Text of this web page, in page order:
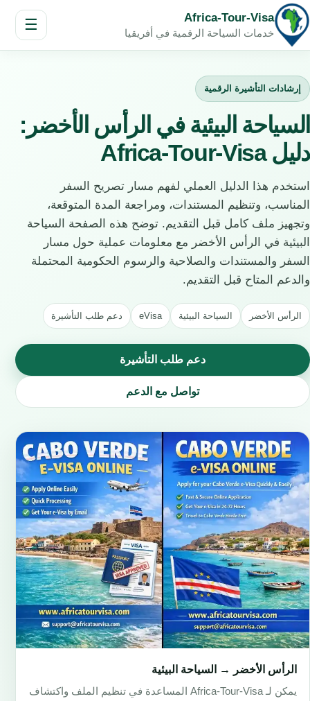
Africa-Tour-Visa
خدمات السياحة الرقمية في أفريقيا
☰
إرشادات التأشيرة الرقمية
السياحة البيئية في الرأس الأخضر:
دليل Africa-Tour-Visa
استخدم هذا الدليل العملي لفهم مسار تصريح السفر
المناسب، وتنظيم المستندات، ومراجعة المدة المتوقعة،
وتجهيز ملف كامل قبل التقديم. توضح هذه الصفحة السياحة
البيئية في الرأس الأخضر مع معلومات عملية حول مسار
السفر والمستندات والصلاحية والرسوم الحكومية المحتملة
والدعم المتاح قبل التقديم.
الرأس الأخضر السياحة البيئية eVisa دعم طلب التأشيرة
دعم طلب التأشيرة
تواصل مع الدعم
الرأس الأخضر → السياحة البيئية
يمكن لـ Africa-Tour-Visa المساعدة في تنظيم الملف واكتشاف